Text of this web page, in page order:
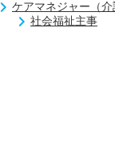
ケアマネジャー（介
社会福祉主事